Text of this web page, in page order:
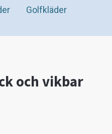
Golfkläder
och vikbar